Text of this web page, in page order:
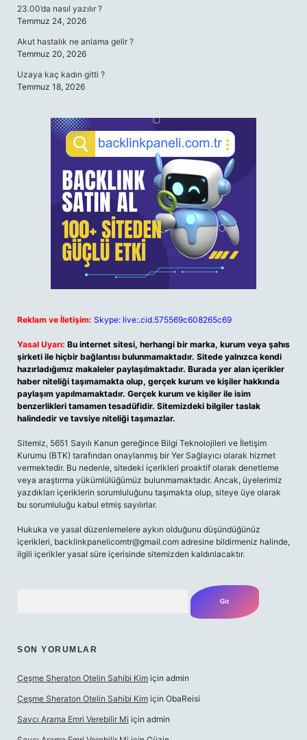
23.00’da nasıl yazılır ?
Temmuz 24, 2026
Akut hastalık ne anlama gelir ?
Temmuz 20, 2026
Uzaya kaç kadın gitti ?
Temmuz 18, 2026
Reklam ve İletişim: Skype: live:.cid.575569c608265c69
Yasal Uyarı: Bu internet sitesi, herhangi bir marka, kurum veya şahıs
şirketi ile hiçbir bağlantısı bulunmamaktadır. Sitede yalnızca kendi
hazırladığımız makaleler paylaşılmaktadır. Burada yer alan içerikler
haber niteliği taşımamakta olup, gerçek kurum ve kişiler hakkında
paylaşım yapılmamaktadır. Gerçek kurum ve kişiler ile isim
benzerlikleri tamamen tesadüfidir. Sitemizdeki bilgiler taslak
halindedir ve tavsiye niteliği taşımazlar.
Sitemiz, 5651 Sayılı Kanun gereğince Bilgi Teknolojileri ve İletişim
Kurumu (BTK) tarafından onaylanmış bir Yer Sağlayıcı olarak hizmet
vermektedir. Bu nedenle, sitedeki içerikleri proaktif olarak denetleme
veya araştırma yükümlülüğümüz bulunmamaktadır. Ancak, üyelerimiz
yazdıkları içeriklerin sorumluluğunu taşımakta olup, siteye üye olarak
bu sorumluluğu kabul etmiş sayılırlar.
Hukuka ve yasal düzenlemelere aykırı olduğunu düşündüğünüz
içerikleri, backlinkpanelicomtr@gmail.com adresine bildirmeniz halinde,
ilgili içerikler yasal süre içerisinde sitemizden kaldırılacaktır.
SON YORUMLAR
Çeşme Sheraton Otelin Sahibi Kim için admin
Çeşme Sheraton Otelin Sahibi Kim için ObaReisi
Savcı Arama Emri Verebilir Mi için admin